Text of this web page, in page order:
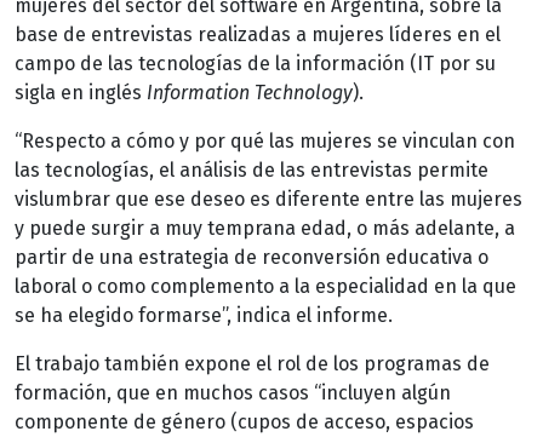
mujeres del sector del software en Argentina, sobre la
base de entrevistas realizadas a mujeres líderes en el
campo de las tecnologías de la información (IT por su
sigla en inglés Information Technology).
“Respecto a cómo y por qué las mujeres se vinculan con
las tecnologías, el análisis de las entrevistas permite
vislumbrar que ese deseo es diferente entre las mujeres
y puede surgir a muy temprana edad, o más adelante, a
partir de una estrategia de reconversión educativa o
laboral o como complemento a la especialidad en la que
se ha elegido formarse”, indica el informe.
El trabajo también expone el rol de los programas de
formación, que en muchos casos “incluyen algún
componente de género (cupos de acceso, espacios